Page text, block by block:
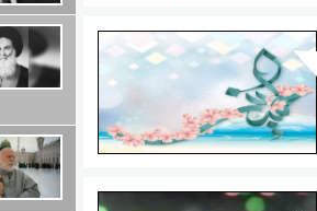
جريت نهرًا لماء الله ثمّ به،
فيك زلال العرش نكهته،